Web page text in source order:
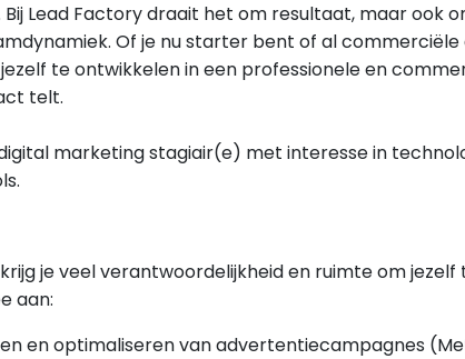
Lead Factory draait het om resultaat, maar ook
Of je nu starter bent of al
te ontwikkelen in een professionele en
telt.
marketing stagiair(e) met interesse in
je veel verantwoordelijkheid en ruimte om jezelf
aan:
en optimaliseren van advertentiecampagnes